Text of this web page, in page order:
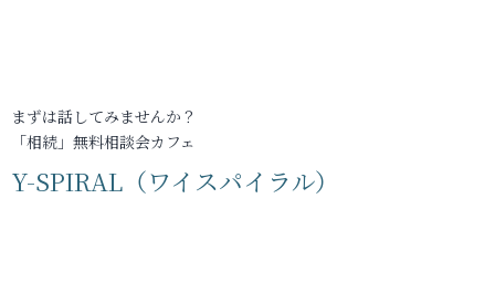
まずは話してみませんか？
「相続」無料相談会カフェ
Y-SPIRAL（ワイスパイラル）